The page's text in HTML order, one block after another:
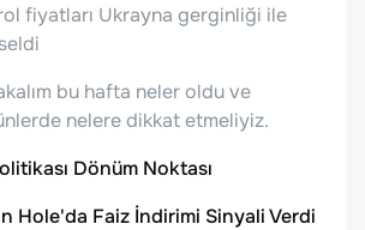
fiyatları Ukrayna gerginliği ile
bu hafta neler oldu ve
nelere dikkat etmeliyiz.
Dönüm Noktası
Hole'da Faiz İndirimi Sinyali Verdi